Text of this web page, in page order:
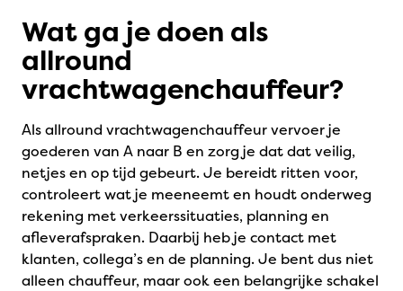
Wat ga je doen als
allround
vrachtwagenchauffeur?
Als allround vrachtwagenchauffeur vervoer je
goederen van A naar B en zorg je dat dat veilig,
netjes en op tijd gebeurt. Je bereidt ritten voor,
controleert wat je meeneemt en houdt onderweg
rekening met verkeerssituaties, planning en
afleverafspraken. Daarbij heb je contact met
klanten, collega’s en de planning. Je bent dus niet
alleen chauffeur, maar ook een belangrijke schakel